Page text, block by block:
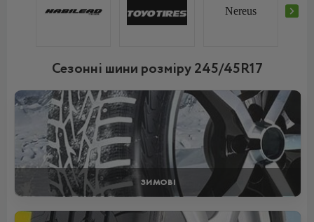
Nereus
Сезонні шини розміру 245/45R17
ЗИМОВІ